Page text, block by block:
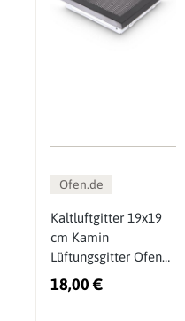
Ofen.de
Kaltluftgitter 19x19
cm Kamin
Lüftungsgitter Ofen
Gitter Schwarz Matt
18,00 €